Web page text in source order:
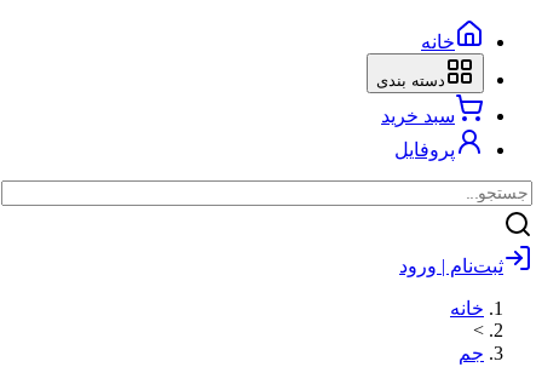
خانه
دسته بندی
سبد خرید
پروفایل
| ورود